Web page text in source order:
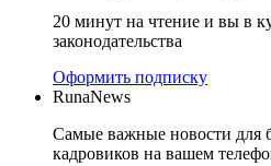
20 минут на чтение и вы в
законодательства
Оформить подписку
RunaNews
Самые важные новости для
кадровиков на вашем